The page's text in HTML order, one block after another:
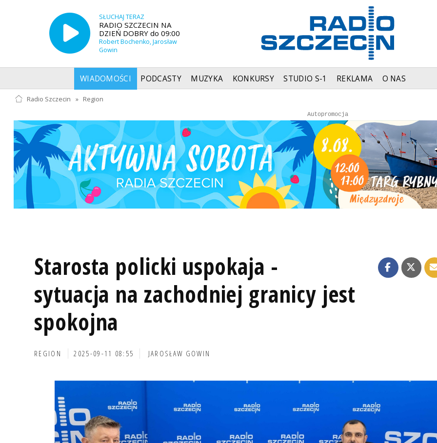
SŁUCHAJ TERAZ
RADIO SZCZECIN NA
DZIEŃ DOBRY do 09:00
Robert Bochenko, Jarosław
Gowin
WIADOMOŚCI PODCASTY MUZYKA KONKURSY STUDIO S-1 REKLAMA O NAS
Radio Szczecin » Region
Autopromocja
Autopromocja
Reklama
Starosta policki uspokaja -
sytuacja na zachodniej granicy jest
spokojna
REGION 2025-09-11 08:55 JAROSŁAW GOWIN